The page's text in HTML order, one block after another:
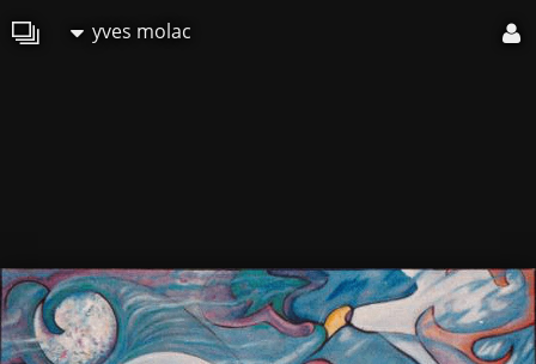
yves molac